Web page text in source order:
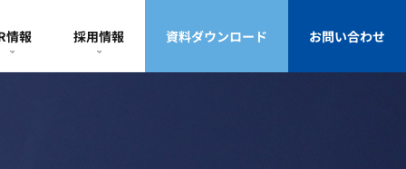
情報 採用情報 資料ダウンロード お問い合わせ